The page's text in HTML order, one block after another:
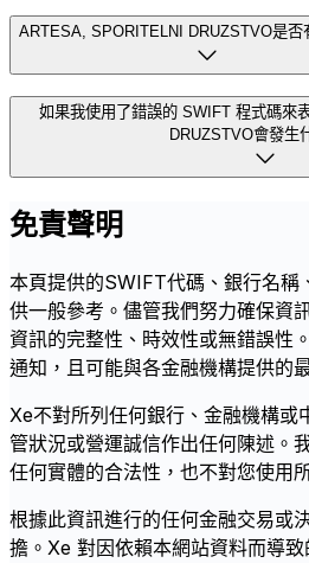
ARTESA, SPORITELNI DRUZSTVO是否
如果我使用了錯誤的 SWIFT 程式碼來
DRUZSTVO會發生
免責聲明
本頁提供的SWIFT代碼、銀行名稱
供一般參考。儘管我們努力確保資
資訊的完整性、時效性或無錯誤性
通知，且可能與各金融機構提供的
Xe不對所列任何銀行、金融機構或
管狀況或營運誠信作出任何陳述。
任何實體的合法性，也不對您使用
根據此資訊進行的任何金融交易或
擔。Xe 對因依賴本網站資料而導